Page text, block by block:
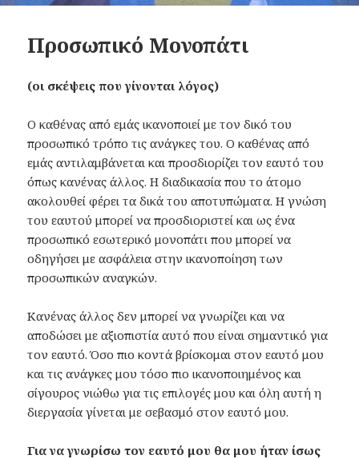
Προσωπικό Μονοπάτι
(οι σκέψεις που γίνονται λόγος)
Ο καθένας από εμάς ικανοποιεί με τον δικό του
προσωπικό τρόπο τις ανάγκες του. Ο καθένας από
εμάς αντιλαμβάνεται και προσδιορίζει τον εαυτό του
όπως κανένας άλλος. Η διαδικασία που το άτομο
ακολουθεί φέρει τα δικά του αποτυπώματα. Η γνώση
του εαυτού μπορεί να προσδιοριστεί και ως ένα
προσωπικό εσωτερικό μονοπάτι που μπορεί να
οδηγήσει με ασφάλεια στην ικανοποίηση των
προσωπικών αναγκών.
Κανένας άλλος δεν μπορεί να γνωρίζει και να
αποδώσει με αξιοπιστία αυτό που είναι σημαντικό για
τον εαυτό. Όσο πιο κοντά βρίσκομαι στον εαυτό μου
και τις ανάγκες μου τόσο πιο ικανοποιημένος και
σίγουρος νιώθω για τις επιλογές μου και όλη αυτή η
διεργασία γίνεται με σεβασμό στον εαυτό μου.
Για να γνωρίσω τον εαυτό μου θα μου ήταν ίσως